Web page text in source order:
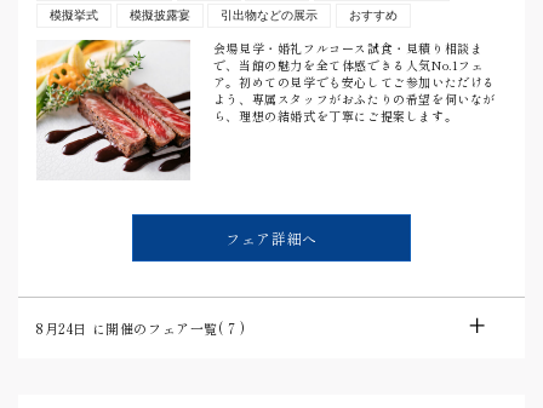
模擬挙式
模擬披露宴 引出物などの展示 おすすめ
会場見学・婚礼フルコース試食・見積り相談ま
で、当館の魅力を全て体感できる人気No.1フェ
ア。初めての見学でも安心してご参加いただける
よう、専属スタッフがおふたりの希望を伺いなが
ら、理想の結婚式を丁寧にご提案します。
フェア詳細へ
8月24日 に開催のフェア一覧(7 )